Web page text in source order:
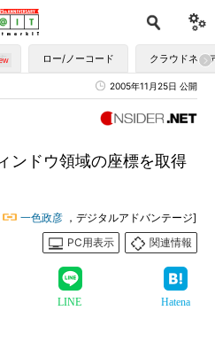
ロー/ノーコード クラウドネイ
2005年11月25日 公開
ンドウ領域の座標を取得
一色政彦 ，デジタルアドバンテージ]
PC用表示
関連情報
LINE Hatena